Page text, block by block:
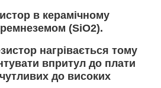
в керамічному
(SiO2).
нагрівається тому
впритул до плати
до високих